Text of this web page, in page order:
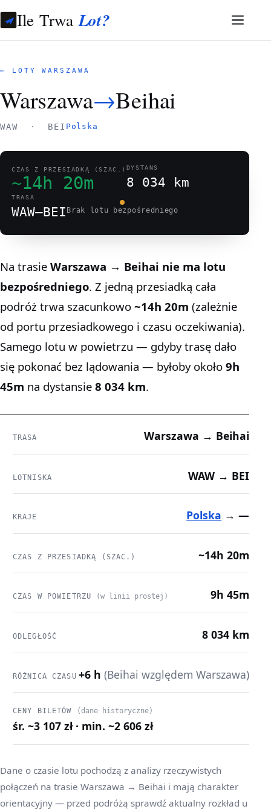
Ile TrwaLot?
← LOTY WARSZAWA
Warszawa→Beihai
WAW · BEI Polska
CZAS Z PRZESIADKĄ (SZAC.)
~14h 20m
DYSTANS
8 034 km
TRASA
WAW–BEI Brak lotu bezpośredniego
Na trasie Warszawa → Beihai nie ma lotu
bezpośredniego. Z jedną przesiadką cała
podróż trwa szacunkowo ~14h 20m (zależnie
od portu przesiadkowego i czasu oczekiwania).
Samego lotu w powietrzu — gdyby trasę dało
się pokonać bez lądowania — byłoby około 9h
45m na dystansie 8 034 km.
TRASA Warszawa → Beihai
LOTNISKA WAW → BEI
KRAJE Polska → —
CZAS Z PRZESIADKĄ (SZAC.) ~14h 20m
CZAS W POWIETRZU (w linii prostej) 9h 45m
ODLEGŁOŚĆ 8 034 km
RÓŻNICA CZASU +6 h(Beihai względem Warszawa)
CENY BILETÓW (dane historyczne)
śr. ~3 107 zł · min. ~2 606 zł
Dane o czasie lotu pochodzą z analizy rzeczywistych
połączeń na trasie Warszawa → Beihai i mają charakter
orientacyjny — przed podróżą sprawdź aktualny rozkład u